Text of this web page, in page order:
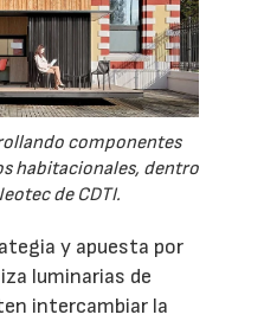
componentes
habitacionales, dentro
de CDTI.
y apuesta por
luminarias de
intercambiar la